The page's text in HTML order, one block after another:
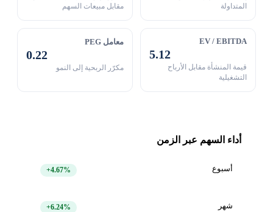
المتداولة
مقابل مبيعات السهم
EV / EBITDA
5.12
قيمة المنشأة مقابل الأرباح
التشغيلية
معامل PEG
0.22
مكرّر الربحية إلى النمو
أداء السهم عبر الزمن
أسبوع +4.67%
شهر +6.24%